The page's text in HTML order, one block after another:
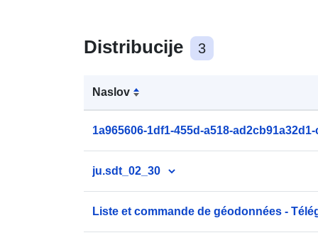
Distribucije 3
Naslov
1a965606-1df1-455d-a518-
ju.sdt_02_30
Liste et commande de géodonnées -